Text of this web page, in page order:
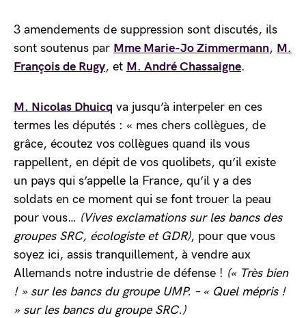
3 amendements de suppression sont discutés, ils
sont soutenus par Mme Marie-Jo Zimmermann, M.
François de Rugy, et M. André Chassaigne.
M. Nicolas Dhuicq va jusqu’à interpeler en ces
termes les députés : « mes chers collègues, de
grâce, écoutez vos collègues quand ils vous
rappellent, en dépit de vos quolibets, qu’il existe
un pays qui s’appelle la France, qu’il y a des
soldats en ce moment qui se font trouer la peau
pour vous… (Vives exclamations sur les bancs des
groupes SRC, écologiste et GDR), pour que vous
soyez ici, assis tranquillement, à vendre aux
Allemands notre industrie de défense ! (« Très bien
! » sur les bancs du groupe UMP. – « Quel mépris !
» sur les bancs du groupe SRC.)